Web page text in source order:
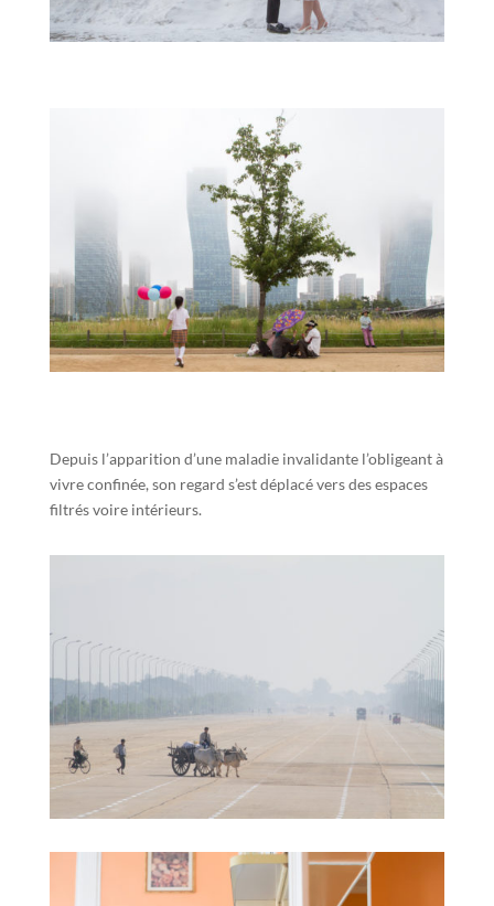
Depuis l’apparition d’une maladie invalidante l’obligeant à
vivre confinée, son regard s’est déplacé vers des espaces
filtrés voire intérieurs.